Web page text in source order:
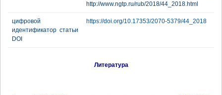
http://www.ngtp.ru/rub/2018/44_2018.html
цифровой
идентификатор статьи
DOI
https://doi.org/10.17353/2070-5379/44_2018
Литература